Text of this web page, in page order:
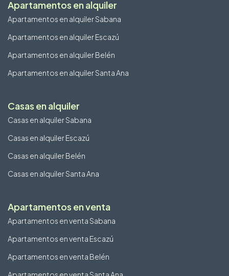
Apartamentos en alquiler
Apartamentos en alquiler Sabana
Apartamentos en alquiler Escazú
Apartamentos en alquiler Belén
Apartamentos en alquiler Santa Ana
Casas en alquiler
Casas en alquiler Sabana
Casas en alquiler Escazú
Casas en alquiler Belén
Casas en alquiler Santa Ana
Apartamentos en venta
Apartamentos en venta Sabana
Apartamentos en venta Escazú
Apartamentos en venta Belén